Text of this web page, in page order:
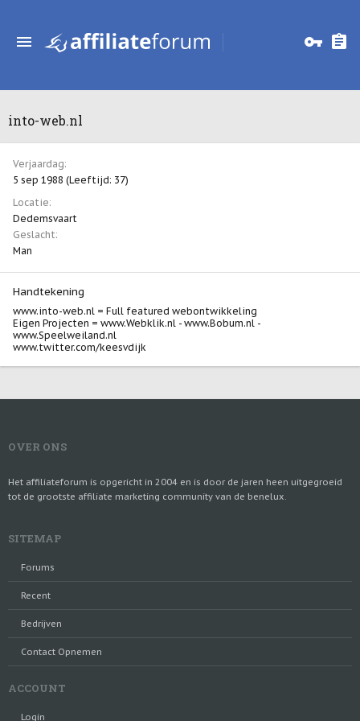
into-web.nl
Verjaardag
5 sep 1988 (Leeftijd: 37)
Locatie
Dedemsvaart
Geslacht
Man
Handtekening
www.into-web.nl = Full featured webontwikkeling
Eigen Projecten = www.Webklik.nl - www.Bobum.nl -
www.Speelweiland.nl
www.twitter.com/keesvdijk
OVER ONS
Het affiliateforum is opgericht in 2004 en is door de jaren heen uitgegroeid
tot de grootste affiliate marketing community van de benelux.
SITEMAP
Forums
Recent
Bedrijven
Contact Opnemen
ACCOUNT
Login